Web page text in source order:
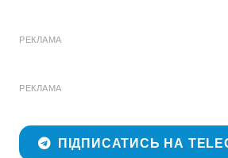
РЕКЛАМА
РЕКЛАМА
ПІДПИСАТИСЬ НА